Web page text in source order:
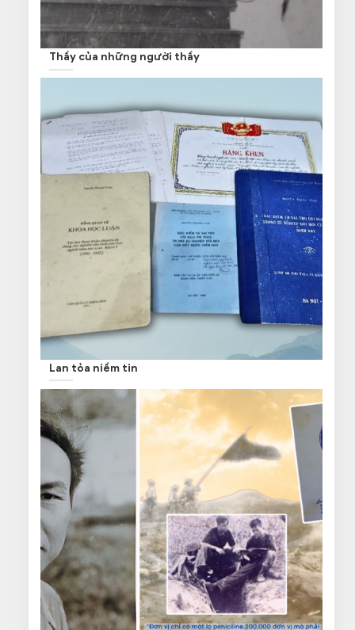
Thầy của những người thầy
Lan tỏa niềm tin